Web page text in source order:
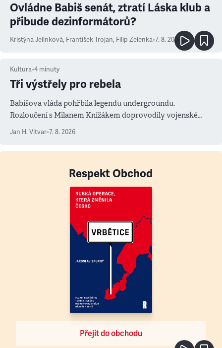
Ovládne Babiš senát, ztratí Láska klub a
přibude dezinformátorů?
Kristýna Jelínková, František Trojan, Filip Zelenka•7. 8. 2026
Kultura•4 minuty
Tři výstřely pro rebela
Babišova vláda pohřbila legendu undergroundu.
Rozloučení s Milanem Knížákem doprovodily vojenské
Jan H. Vitvar•7. 8. 2026
Respekt Obchod
Přejít do obchodu